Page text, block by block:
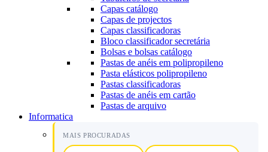
Capas catálogo
Capas de projectos
Capas classificadoras
Bloco classificador secretária
Bolsas e bolsas catálogo
Pastas de anéis em polipropileno
Pasta elásticos polipropileno
Pastas classificadoras
Pastas de anéis em cartão
Pastas de arquivo
Informatica
MAIS PROCURADAS